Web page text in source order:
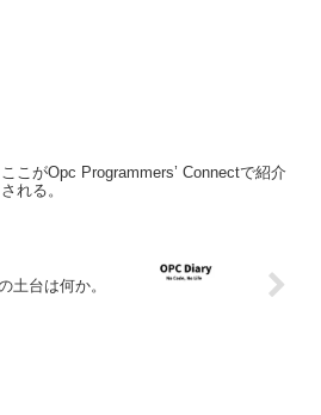
ここがOpc Programmers’ Connectで紹介
される。
土台は何か。